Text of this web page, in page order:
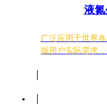
液
广泛应用于世界
据用户实际需求